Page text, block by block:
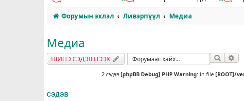
Форумын эхлэл Ливэрпүүл Медиа
Медиа
ШИНЭ СЭДЭВ НЭЭХ Хайлт
2 сэдэв [phpBB Debug] PHP Warning: in file [ROOT]/
СЭДЭВ